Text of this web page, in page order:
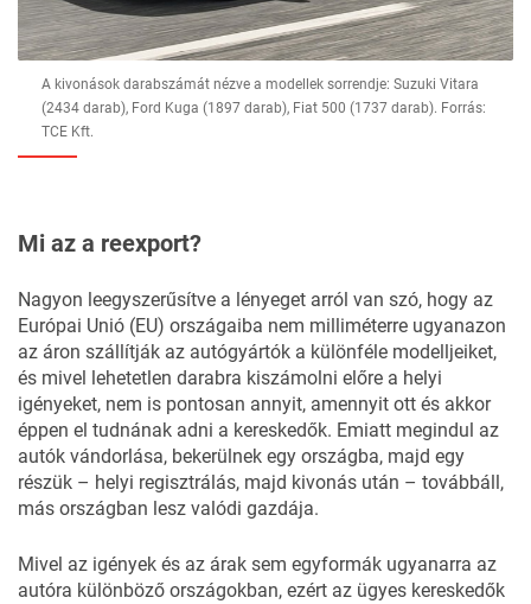
A kivonások darabszámát nézve a modellek sorrendje: Suzuki Vitara
(2434 darab), Ford Kuga (1897 darab), Fiat 500 (1737 darab). Forrás:
TCE Kft.
Mi az a reexport?
Nagyon leegyszerűsítve a lényeget arról van szó, hogy az
Európai Unió (EU) országaiba nem milliméterre ugyanazon
az áron szállítják az autógyártók a különféle modelljeiket,
és mivel lehetetlen darabra kiszámolni előre a helyi
igényeket, nem is pontosan annyit, amennyit ott és akkor
éppen el tudnának adni a kereskedők. Emiatt megindul az
autók vándorlása, bekerülnek egy országba, majd egy
részük – helyi regisztrálás, majd kivonás után – továbbáll,
más országban lesz valódi gazdája.
Mivel az igények és az árak sem egyformák ugyanarra az
autóra különböző országokban, ezért az ügyes kereskedők